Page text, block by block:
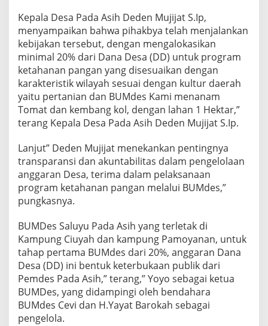
Kepala Desa Pada Asih Deden Mujijat S.Ip,
menyampaikan bahwa pihakbya telah menjalankan
kebijakan tersebut, dengan mengalokasikan
minimal 20% dari Dana Desa (DD) untuk program
ketahanan pangan yang disesuaikan dengan
karakteristik wilayah sesuai dengan kultur daerah
yaitu pertanian dan BUMdes Kami menanam
Tomat dan kembang kol, dengan lahan 1 Hektar,”
terang Kepala Desa Pada Asih Deden Mujijat S.Ip.
Lanjut” Deden Mujijat menekankan pentingnya
transparansi dan akuntabilitas dalam pengelolaan
anggaran Desa, terima dalam pelaksanaan
program ketahanan pangan melalui BUMdes,”
pungkasnya.
BUMDes Saluyu Pada Asih yang terletak di
Kampung Ciuyah dan kampung Pamoyanan, untuk
tahap pertama BUMdes dari 20%, anggaran Dana
Desa (DD) ini bentuk keterbukaan publik dari
Pemdes Pada Asih,” terang,” Yoyo sebagai ketua
BUMDes, yang didampingi oleh bendahara
BUMdes Cevi dan H.Yayat Barokah sebagai
pengelola.